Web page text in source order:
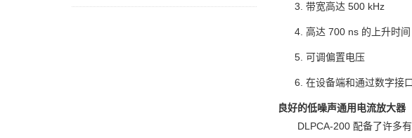
带宽高达 500 kHz
高达 700 ns 的上升时间
可调偏置电压
在设备端和通过数字接
良好的低噪声通用电流放大器
DLPCA-200 配备了许多